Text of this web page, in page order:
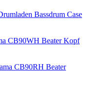
Bassdrum Case
CB90WH Beater Kopf
CB90RH Beater